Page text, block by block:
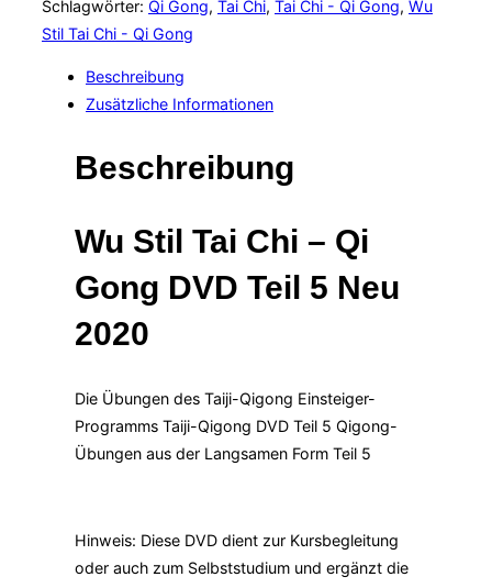
Sifu
Jürgen
Schlagwörter: Qi Gong, Tai Chi, Tai Chi - Qi Gong, Wu
Stil Tai Chi - Qi Gong
Beschreibung
Zusätzliche Informationen
Beschreibung
Wu Stil Tai Chi – Qi
Gong DVD Teil 5 Neu
2020
Die Übungen des Taiji-Qigong Einsteiger-
Programms Taiji-Qigong DVD Teil 5 Qigong-
Übungen aus der Langsamen Form Teil 5
Hinweis: Diese DVD dient zur Kursbegleitung
oder auch zum Selbststudium und ergänzt die